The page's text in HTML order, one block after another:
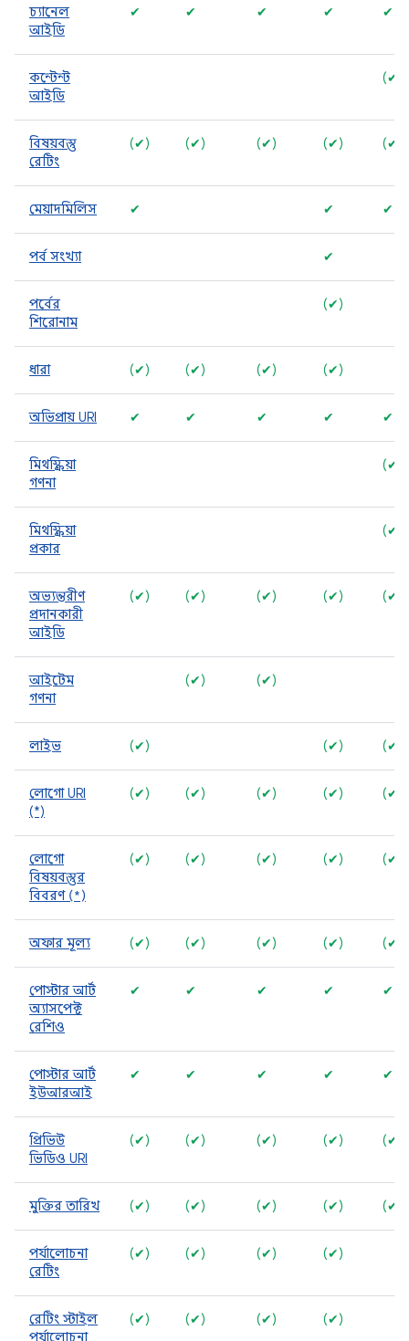
চ্যানেল
আইডি
✔ ✔ ✔ ✔ ✔
কন্টেন্ট
আইডি
(✔)
বিষয়বস্তু
রেটিং
(✔) (✔) (✔) (✔) (✔)
মেয়াদমিলিস ✔ ✔ ✔
পর্ব সংখ্যা ✔
পর্বের
শিরোনাম
(✔)
ধারা (✔) (✔) (✔) (✔)
অভিপ্রায় URI ✔ ✔ ✔ ✔ ✔
মিথস্ক্রিয়া
গণনা
(✔)
মিথস্ক্রিয়া
প্রকার
(✔)
অভ্যন্তরীণ
প্রদানকারী
আইডি
(✔) (✔) (✔) (✔) (✔)
আইটেম
গণনা
(✔) (✔)
লাইভ (✔) (✔) (✔)
লোগো URI
(*)
(✔) (✔) (✔) (✔) (✔)
লোগো
বিষয়বস্তুর
বিবরণ (*)
(✔) (✔) (✔) (✔) (✔)
অফার মূল্য (✔) (✔) (✔) (✔) (✔)
পোস্টার আর্ট
অ্যাসপেক্ট
রেশিও
✔ ✔ ✔ ✔ ✔
পোস্টার আর্ট
ইউআরআই
✔ ✔ ✔ ✔ ✔
প্রিভিউ
ভিডিও URI
(✔) (✔) (✔) (✔) (✔)
মুক্তির তারিখ (✔) (✔) (✔) (✔) (✔)
পর্যালোচনা
রেটিং
(✔) (✔) (✔) (✔)
রেটিং স্টাইল
পর্যালোচনা
(✔) (✔) (✔) (✔)